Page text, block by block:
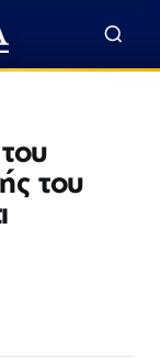
του